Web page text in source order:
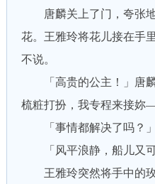
唐麟关上了门，夸张地
花。王雅玲将花儿接在手
不说。
「高贵的公主！」唐麟
梳粧打扮，我专程来接妳
「事情都解决了吗？」
「风平浪静，船儿又可
王雅玲突然将手中的玫